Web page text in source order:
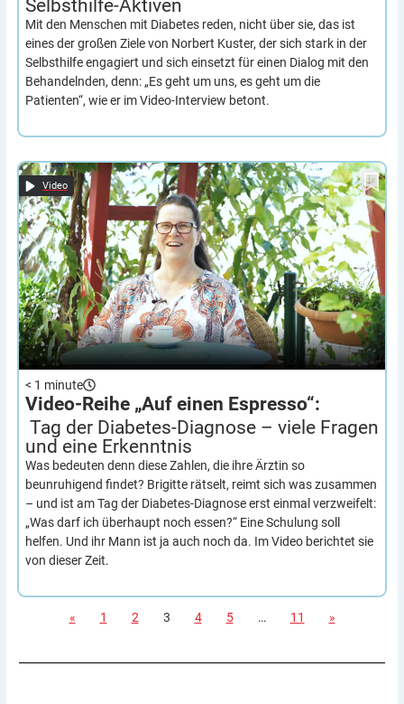
Selbsthilfe-Aktiven
Mit den Menschen mit Diabetes reden, nicht über sie, das ist
eines der großen Ziele von Norbert Kuster, der sich stark in der
Selbsthilfe engagiert und sich einsetzt für einen Dialog mit den
Behandelnden, denn: „Es geht um uns, es geht um die
Patienten“, wie er im Video-Interview betont.
Video-Reihe „Auf einen Espresso“:
Tag der Diabetes-Diagnose – viele Fragen und eine
Erkenntnis
Video
< 1 minute
Video-Reihe „Auf einen Espresso“:
Tag der Diabetes-Diagnose – viele Fragen
und eine Erkenntnis
Was bedeuten denn diese Zahlen, die ihre Ärztin so
beunruhigend findet? Brigitte rätselt, reimt sich was zusammen
– und ist am Tag der Diabetes-Diagnose erst einmal verzweifelt:
„Was darf ich überhaupt noch essen?“ Eine Schulung soll
helfen. Und ihr Mann ist ja auch noch da. Im Video berichtet sie
von dieser Zeit.
« 1 2 3 4 5 … 11 »